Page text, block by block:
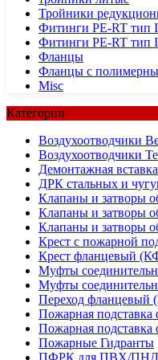
Тройники
Фитинги PE-RT тип
Фитинги PE-RT тип
Фланцы
Фланцы с
Misc
Категории
Воздухоотводчики
Воздухоотводчики
Демонтажная вставка
ДРК стальных и
Клапаны и затворы
Клапаны и затворы
Клапаны и затворы
Крест с пожарной
Крест фланцевый
Муфты
Муфты
Переход фланцевый
Пожарная подставка
Пожарная
Пожарные Гидранты
ПФРК для ПВХ/ПНД